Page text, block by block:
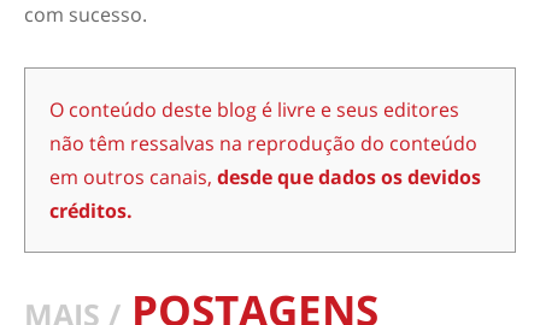
com sucesso.
O conteúdo deste blog é livre e seus editores
não têm ressalvas na reprodução do conteúdo
em outros canais, desde que dados os devidos
créditos.
MAIS / POSTAGENS